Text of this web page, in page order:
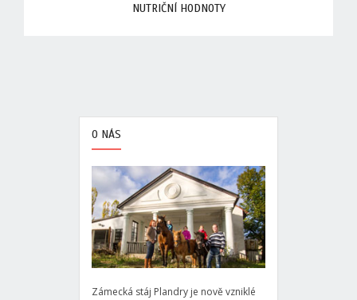
NUTRIČNÍ HODNOTY
O NÁS
Zámecká stáj Plandry je nově vzniklé